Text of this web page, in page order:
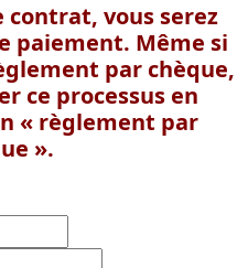
contrat, vous serez
paiement. Même si
par chèque,
ce processus en
« règlement par
».